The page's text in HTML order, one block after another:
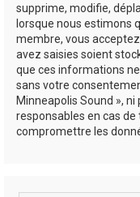
supprime, modifie,
lorsque nous estimons
membre, vous
avez saisies soient
que ces informations
sans votre
Minneapolis Sound »,
responsables en cas
compromettre les